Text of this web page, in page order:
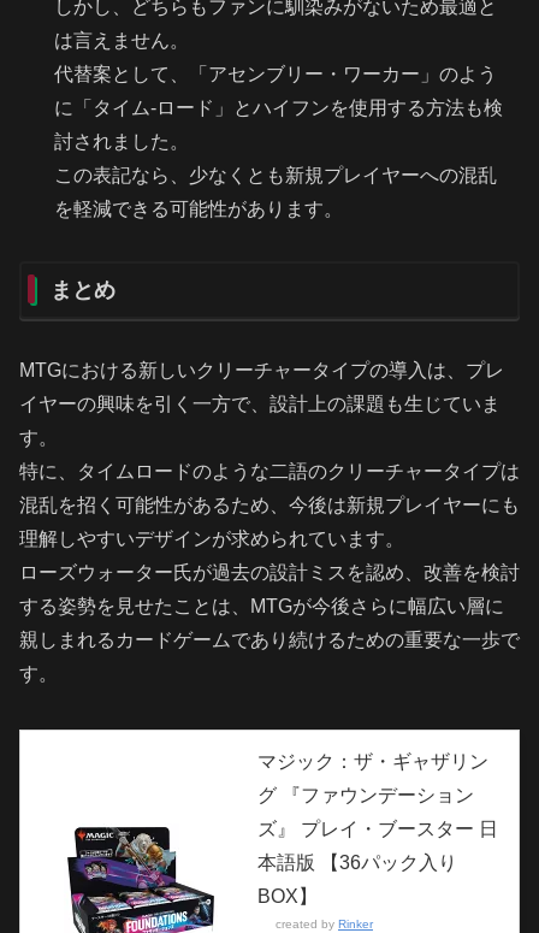
しかし、どちらもファンに馴染みがないため最適と
は言えません。
代替案として、「アセンブリー・ワーカー」のよう
に「タイム-ロード」とハイフンを使用する方法も検
討されました。
この表記なら、少なくとも新規プレイヤーへの混乱
を軽減できる可能性があります。
まとめ
MTGにおける新しいクリーチャータイプの導入は、プレ
イヤーの興味を引く一方で、設計上の課題も生じていま
す。
特に、タイムロードのような二語のクリーチャータイプは
混乱を招く可能性があるため、今後は新規プレイヤーにも
理解しやすいデザインが求められています。
ローズウォーター氏が過去の設計ミスを認め、改善を検討
する姿勢を見せたことは、MTGが今後さらに幅広い層に
親しまれるカードゲームであり続けるための重要な一歩で
す。
マジック：ザ・ギャザリン
グ 『ファウンデーション
ズ』 プレイ・ブースター 日
本語版 【36パック入り
BOX】
created by Rinker